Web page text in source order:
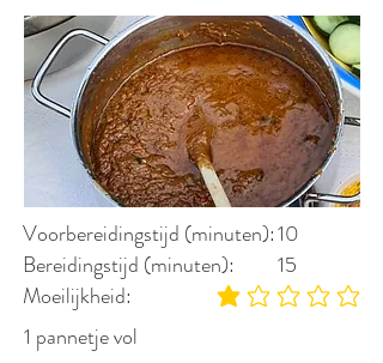
1 pannetje vol
gemiddelde waardering
10
15
Voorbereidingstijd (minuten):
Bereidingstijd (minuten):
Moeilijkheid: